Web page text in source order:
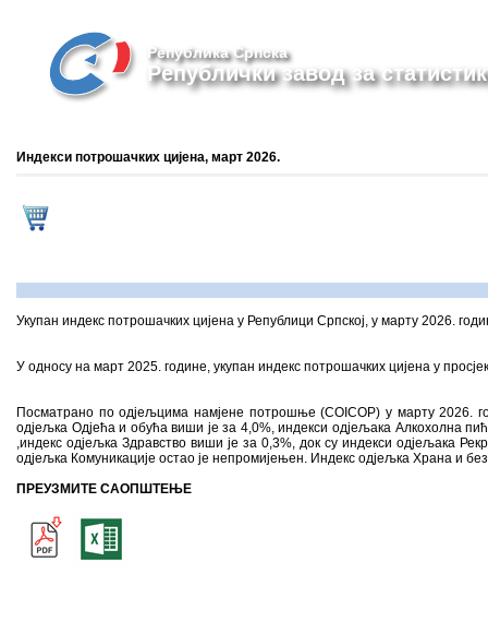
Република Српска
Републички завод за
Индекси потрошачких цијена, март 2026.
Укупан индекс потрошачких цијена у Републици Српској, у марту 2026.
У односу на март 2025. године, укупан индекс потрошачких цијена у
Посматрано по одјељцима намјене потрошње (COICOP) у марту 2026.
одјељка Одјећа и обућа виши је за 4,0%, индекси одјељака Алкохолна
,индекс одјељка Здравство виши је за 0,3%, док су индекси одјељака
одјељка Комуникације остао је непромијењен. Индекс одјељка Храна и
ПРЕУЗМИТЕ САОПШТЕЊЕ